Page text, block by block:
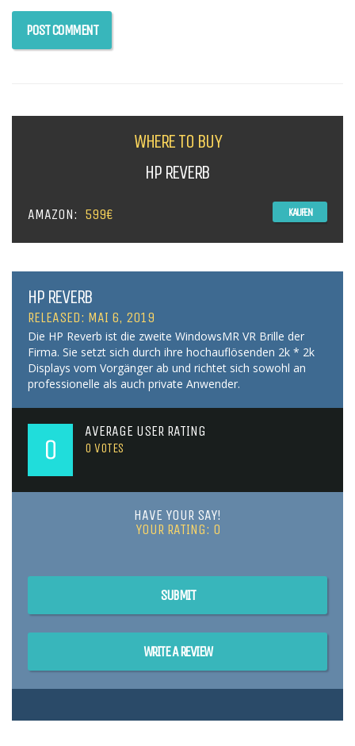
WHERE TO BUY
HP REVERB
AMAZON: 599€ KAUFEN
HP REVERB
RELEASED: MAI 6, 2019
Die HP Reverb ist die zweite WindowsMR VR Brille der
Firma. Sie setzt sich durch ihre hochauflösenden 2k * 2k
Displays vom Vorgänger ab und richtet sich sowohl an
professionelle als auch private Anwender.
0
AVERAGE USER RATING
0 VOTES
HAVE YOUR SAY!
YOUR RATING: 0
SUBMIT
WRITE A REVIEW